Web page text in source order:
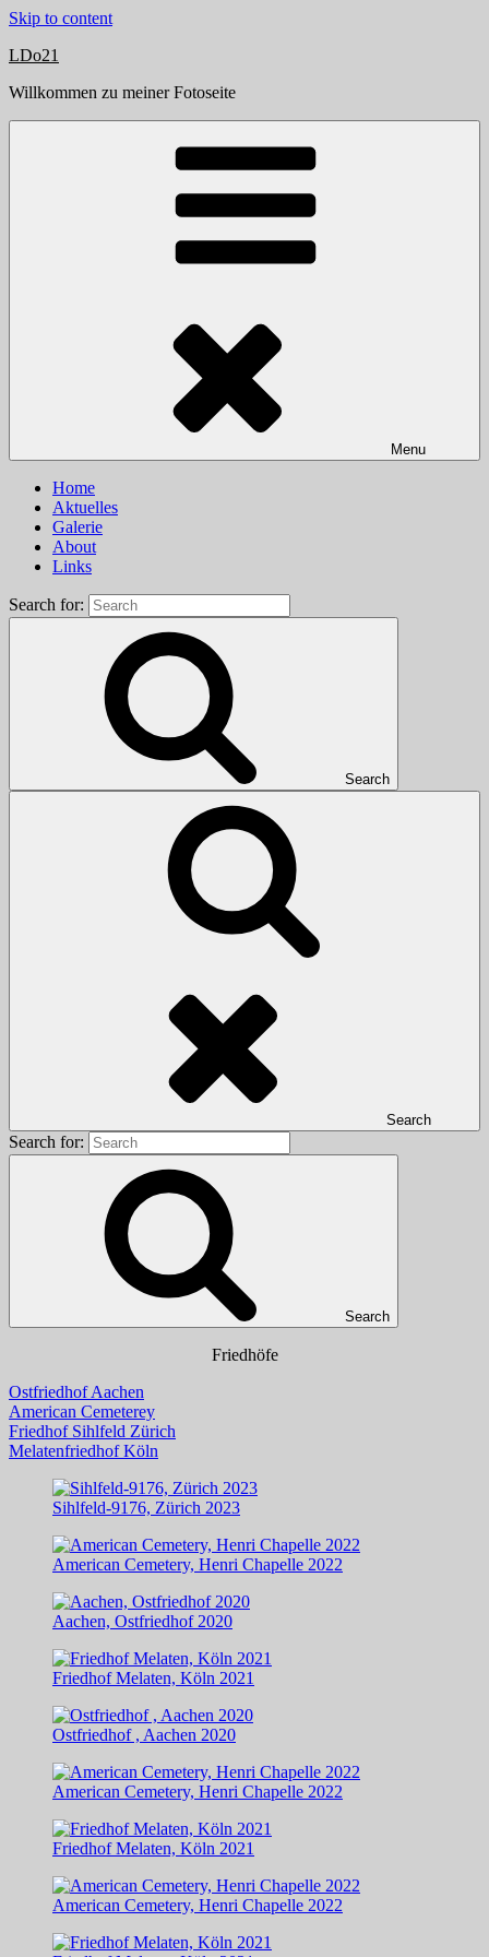
Skip to content
LDo21
Willkommen zu meiner Fotoseite
Menu
Home
Aktuelles
Galerie
About
Links
Search for:
Search
Search
Search for:
Search
Friedhöfe
Ostfriedhof Aachen
American Cemeterey
Friedhof Sihlfeld Zürich
Melatenfriedhof Köln
Sihlfeld-9176, Zürich 2023
American Cemetery, Henri Chapelle 2022
Aachen, Ostfriedhof 2020
Friedhof Melaten, Köln 2021
Ostfriedhof , Aachen 2020
American Cemetery, Henri Chapelle 2022
Friedhof Melaten, Köln 2021
American Cemetery, Henri Chapelle 2022